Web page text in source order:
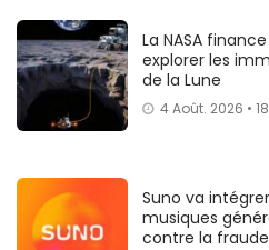
La NASA
explorer les
de la Lune
4 Août. 2026 •
Suno va
musiques
contre la fraude